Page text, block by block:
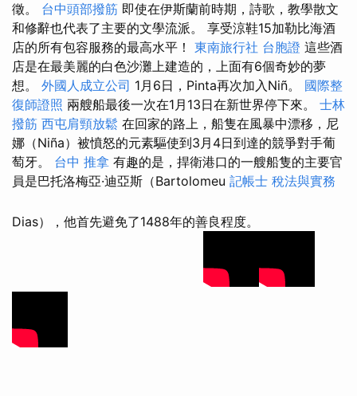
徵。 台中頭部撥筋 即使在伊斯蘭前時期，詩歌，教學散文
和修辭也代表了主要的文學流派。 享受涼鞋15加勒比海酒
店的所有包容服務的最高水平！ 東南旅行社 台胞證 這些酒
店是在最美麗的白色沙灘上建造的，上面有6個奇妙的夢
想。 外國人成立公司 1月6日，Pinta再次加入Niñ。 國際整
復師證照 兩艘船最後一次在1月13日在新世界停下來。 士林
撥筋 西屯肩頸放鬆 在回家的路上，船隻在風暴中漂移，尼
娜（Niña）被憤怒的元素驅使到3月4日到達的競爭對手葡
萄牙。 台中 推拿 有趣的是，捍衛港口的一艘船隻的主要官
員是巴托洛梅亞·迪亞斯（Bartolomeu 記帳士 稅法與實務
Dias），他首先避免了1488年的善良程度。